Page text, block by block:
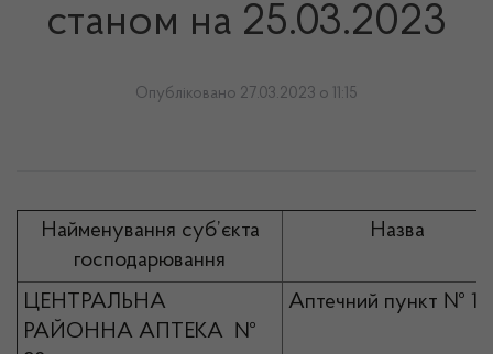
станом на 25.03.2023
Опубліковано 27.03.2023 о 11:15
Найменування суб’єкта
господарювання
Назва
ЦЕНТРАЛЬНА
РАЙОННА АПТЕКА №
Аптечний пункт № 1